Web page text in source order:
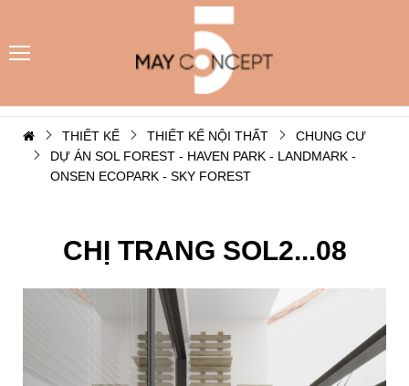
THIẾT KẾ THIẾT KẾ NỘI THẤT
CHUNG CƯ
DỰ ÁN SOL FOREST - HAVEN PARK - LANDMARK -
ONSEN ECOPARK - SKY FOREST
CHỊ TRANG SOL2...08